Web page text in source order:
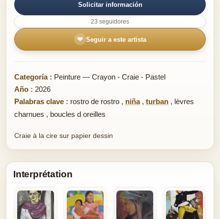
Solicitar información
23 seguidores
❤ Seguir a este artista
Categoría : Peinture — Crayon - Craie - Pastel
Año : 2026
Palabras clave : rostro de rostro , niña, turban , lèvres
charnues , boucles d oreilles
Craie à la cire sur papier dessin
Interprétation